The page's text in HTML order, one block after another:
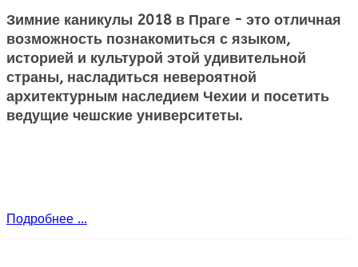
Зимние каникулы 2018 в Праге - это отличная
возможность познакомиться с языком,
историей и культурой этой удивительной
страны, насладиться невероятной
архитектурным наследием Чехии и посетить
ведущие чешские университеты.
Подробнее ...